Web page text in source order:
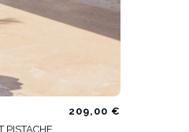
209,00 €
PISTACHE